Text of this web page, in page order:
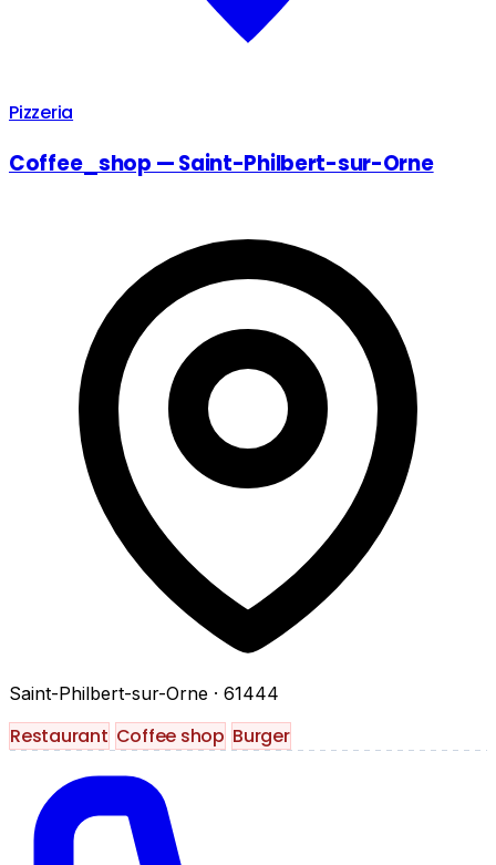
Pizzeria
Coffee_shop — Saint-Philbert-sur-Orne
Saint-Philbert-sur-Orne · 61444
Restaurant Coffee shop Burger